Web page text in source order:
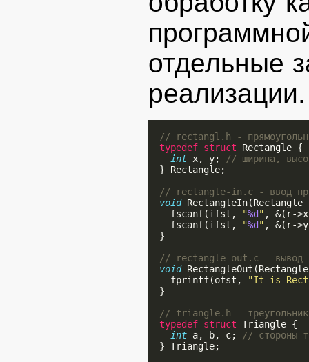
отдельные
реализации.
// rectangl.h -
typedef struct Rectangle {
int x, y;
// ширина,
  } Rectangle;
// rectangle-in.c - ввод
void
    fscanf(ifst,
"%d " , &(r-
    fscanf(ifst,
"%d " , &(r-
  }
// rectangle-out.c - вывод
void
    fprintf(ofst,
"It is
  }
// triangle.h - треугольник
typedef struct Triangle {
int a, b, c;
// стороны
  } Triangle;